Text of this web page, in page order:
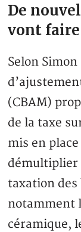
De
vont
Selon
(CBAM)
de la taxe
mis en
démultiplier
taxation
notamment
céramique,